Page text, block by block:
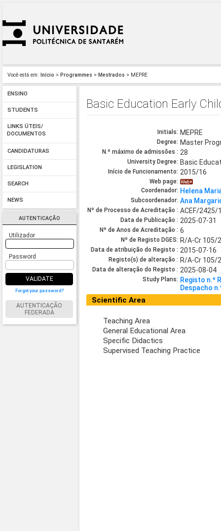
Você está em: Início > Programmes > Mestrados > MEPRE
ENSINO
STUDENTS
LINKS ÚTEIS/
DOCUMENTOS
CANDIDATURAS
LEGISLATION
SEARCH
NEWS
AUTENTICAÇÃO
Utilizador
Password
VALIDATE
Forgot your password?
AUTENTICAÇÃO
FEDERADA
Basic Education Early
Initials: MEPRE
Degree: Master
N.º máximo de admissões : 28
University Degree: Basic
Início de Funcionamento: 2015/16
Web page:
Coordenador: Helena
Subcoordenador: Ana
Nº de Processo de Acreditação : ACEF/2425/
Data de Publicação : 2025-07-31
Nº de Anos de Acreditação : 6
Nº de Registo DGES: R/A-Cr 105/
Data de atribuição do Registo : 2015-07-16
Registo(s) de alteração : R/A-Cr 105/
Data de alteração do Registo : 2025-08-04
Study Plans: Registo n.º
Despacho
Scientific Area
Teaching Area
General Educational Area
Specific Didactics
Supervised Teaching Practice